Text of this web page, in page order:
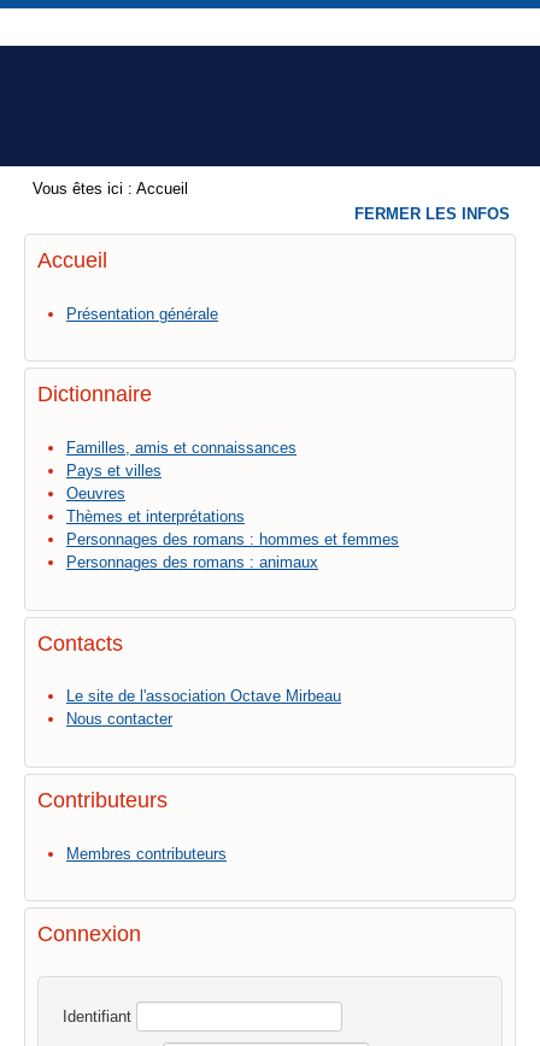
Vous êtes ici : Accueil
Accueil
Présentation générale
Dictionnaire
Familles, amis et connaissances
Pays et villes
Oeuvres
Thèmes et interprétations
Personnages des romans : hommes et femmes
Personnages des romans : animaux
Contacts
Le site de l'association Octave Mirbeau
Nous contacter
Contributeurs
Membres contributeurs
Connexion
Identifiant
FERMER LES INFOS